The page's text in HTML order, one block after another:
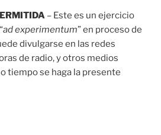
– Este es un ejercicio
ad experimentum” en proceso de
divulgarse en las redes
de radio, y otros medios
tiempo se haga la presente